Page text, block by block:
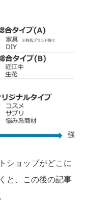
ショップがどこに
と、この後の記事